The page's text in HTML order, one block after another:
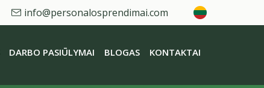
info@personalosprendimai.com
DARBO PASIŪLYMAI BLOGAS KONTAKTAI